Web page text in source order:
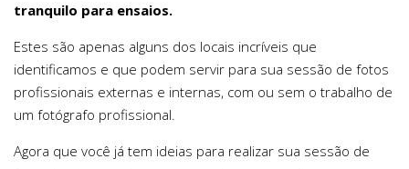
tranquilo para ensaios.
Estes são apenas alguns dos locais incríveis que
identificamos e que podem servir para sua sessão de fotos
profissionais externas e internas, com ou sem o trabalho de
um fotógrafo profissional.
Agora que você já tem ideias para realizar sua sessão de